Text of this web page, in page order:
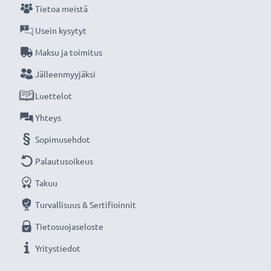
Tietoa meistä
Usein kysytyt
Maksu ja toimitus
Jälleenmyyjäksi
Luettelot
Yhteys
Sopimusehdot
Palautusoikeus
Takuu
Turvallisuus & Sertifioinnit
Tietosuojaseloste
Yritystiedot